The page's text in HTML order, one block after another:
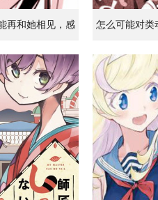
再和她相见，感
的女孩的故事 第
怎么可能对类